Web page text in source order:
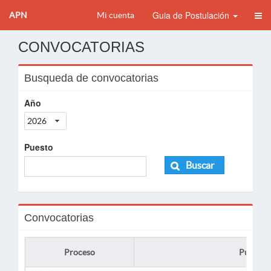
APN Mi cuenta Guia de Postulación
CONVOCATORIAS
Busqueda de convocatorias
Año
2026
Puesto
Buscar
Convocatorias
Proceso Puesto